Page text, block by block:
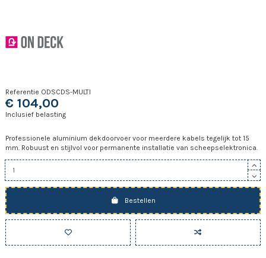
Referentie ODSCDS-MULTI
€ 104,00
Inclusief belasting
Professionele aluminium dekdoorvoer voor meerdere kabels tegelijk tot 15
mm. Robuust en stijlvol voor permanente installatie van scheepselektronica.
Bestellen